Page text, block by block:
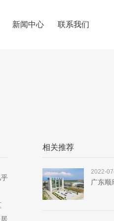
新闻中心 联系我们
相关推荐
2022-
广东顺